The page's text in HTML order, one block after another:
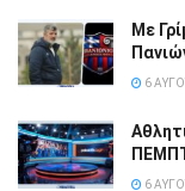
Με
6
6